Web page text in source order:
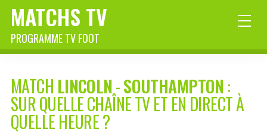
MATCHS TV
PROGRAMME TV FOOT
MATCH LINCOLN-SOUTHAMPTON:
SUR QUELLE CHAÎNE TV ET EN DIRECT À
QUELLE HEURE ?